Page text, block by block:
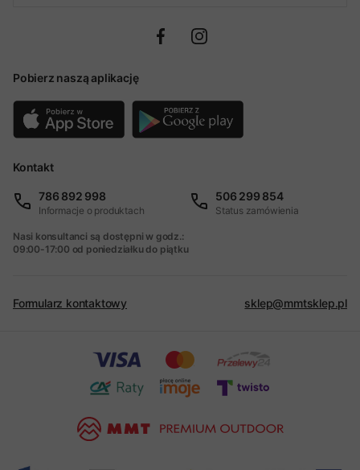
Pobierz naszą aplikację
Kontakt
786 892 998
Informacje o produktach
506 299 854
Status zamówienia
Nasi konsultanci są dostępni w godz.:
09:00-17:00 od poniedziałku do piątku
Formularz kontaktowy sklep@mmtsklep.pl